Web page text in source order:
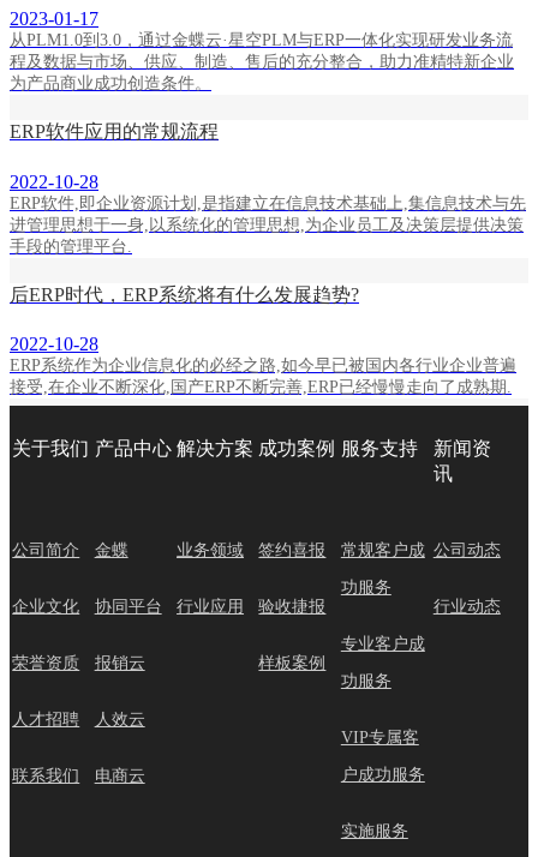
2023-01-17
从PLM1.0到3.0，通过金蝶云·星空PLM与ERP一体化实现研发业务流
程及数据与市场、供应、制造、售后的充分整合，助力准精特新企业
为产品商业成功创造条件。
ERP软件应用的常规流程
2022-10-28
ERP软件,即企业资源计划,是指建立在信息技术基础上,集信息技术与先
进管理思想于一身,以系统化的管理思想,为企业员工及决策层提供决策
手段的管理平台.
后ERP时代，ERP系统将有什么发展趋势?
2022-10-28
ERP系统作为企业信息化的必经之路,如今早已被国内各行业企业普遍
接受,在企业不断深化,国产ERP不断完善,ERP已经慢慢走向了成熟期.
关于我们 产品中心 解决方案 成功案例 服务支持
新闻资
讯
公司简介
企业文化
荣誉资质
人才招聘
联系我们
金蝶
协同平台
报销云
人效云
电商云
业务领域
行业应用
签约喜报
验收捷报
样板案例
常规客户成
功服务
专业客户成
功服务
VIP专属客
户成功服务
实施服务
公司动态
行业动态